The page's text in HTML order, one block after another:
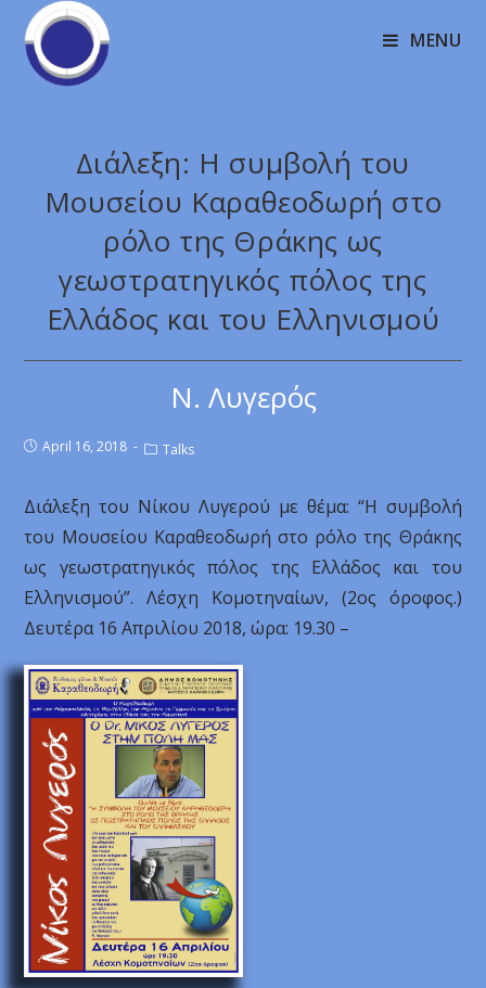
MENU
Διάλεξη: Η συμβολή του
Μουσείου Καραθεοδωρή στο
ρόλο της Θράκης ως
γεωστρατηγικός πόλος της
Ελλάδος και του Ελληνισμού
Ν. Λυγερός
April 16, 2018 Talks
Διάλεξη του Νίκου Λυγερού με θέμα: “Η συμβολή
του Μουσείου Καραθεοδωρή στο ρόλο της Θράκης
ως γεωστρατηγικός πόλος της Ελλάδος και του
Ελληνισμού”. Λέσχη Κομοτηναίων, (2ος όροφος.)
Δευτέρα 16 Απριλίου 2018, ώρα: 19.30 –